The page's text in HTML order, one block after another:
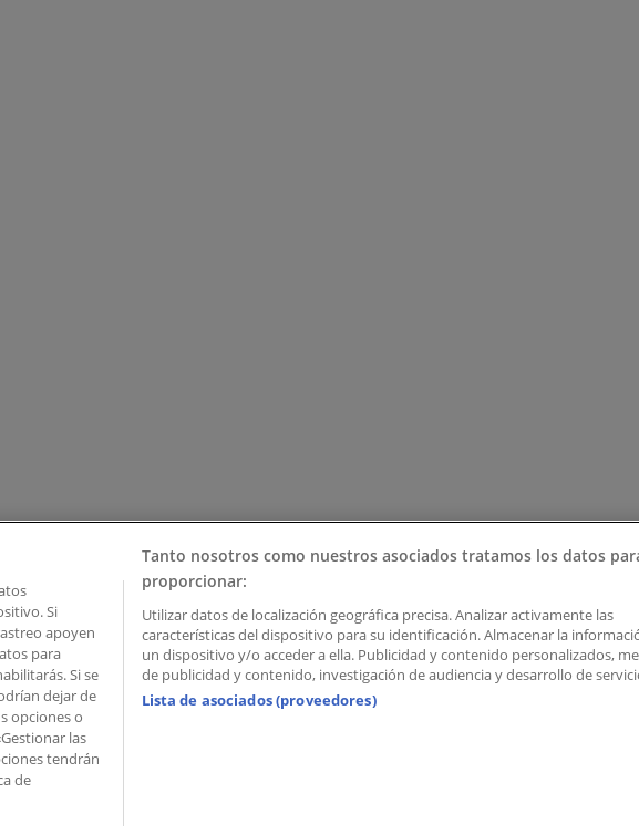
Mar – 08039 Barcelona, Spain
Si
apoyen
para
Si se
dejar de
opciones o
las
tendrán
de
Tanto nosotros como nuestros asociados tratamos los datos
proporcionar:
Utilizar datos de localización geográfica precisa. Analizar activamente las
características del dispositivo para su identificación. Almacenar la
un dispositivo y/o acceder a ella. Publicidad y contenido personalizados,
de publicidad y contenido, investigación de audiencia y desarrollo de
Lista de asociados (proveedores)